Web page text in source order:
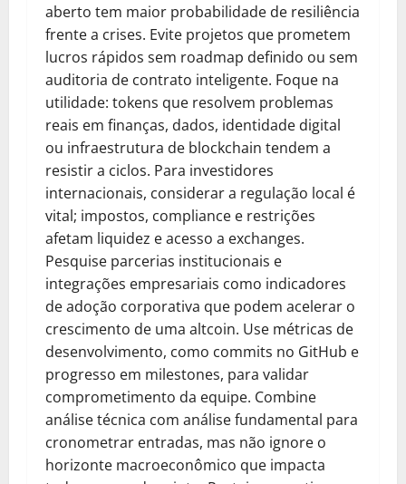
aberto tem maior probabilidade de resiliência
frente a crises. Evite projetos que prometem
lucros rápidos sem roadmap definido ou sem
auditoria de contrato inteligente. Foque na
utilidade: tokens que resolvem problemas
reais em finanças, dados, identidade digital
ou infraestrutura de blockchain tendem a
resistir a ciclos. Para investidores
internacionais, considerar a regulação local é
vital; impostos, compliance e restrições
afetam liquidez e acesso a exchanges.
Pesquise parcerias institucionais e
integrações empresariais como indicadores
de adoção corporativa que podem acelerar o
crescimento de uma altcoin. Use métricas de
desenvolvimento, como commits no GitHub e
progresso em milestones, para validar
comprometimento da equipe. Combine
análise técnica com análise fundamental para
cronometrar entradas, mas não ignore o
horizonte macroeconômico que impacta